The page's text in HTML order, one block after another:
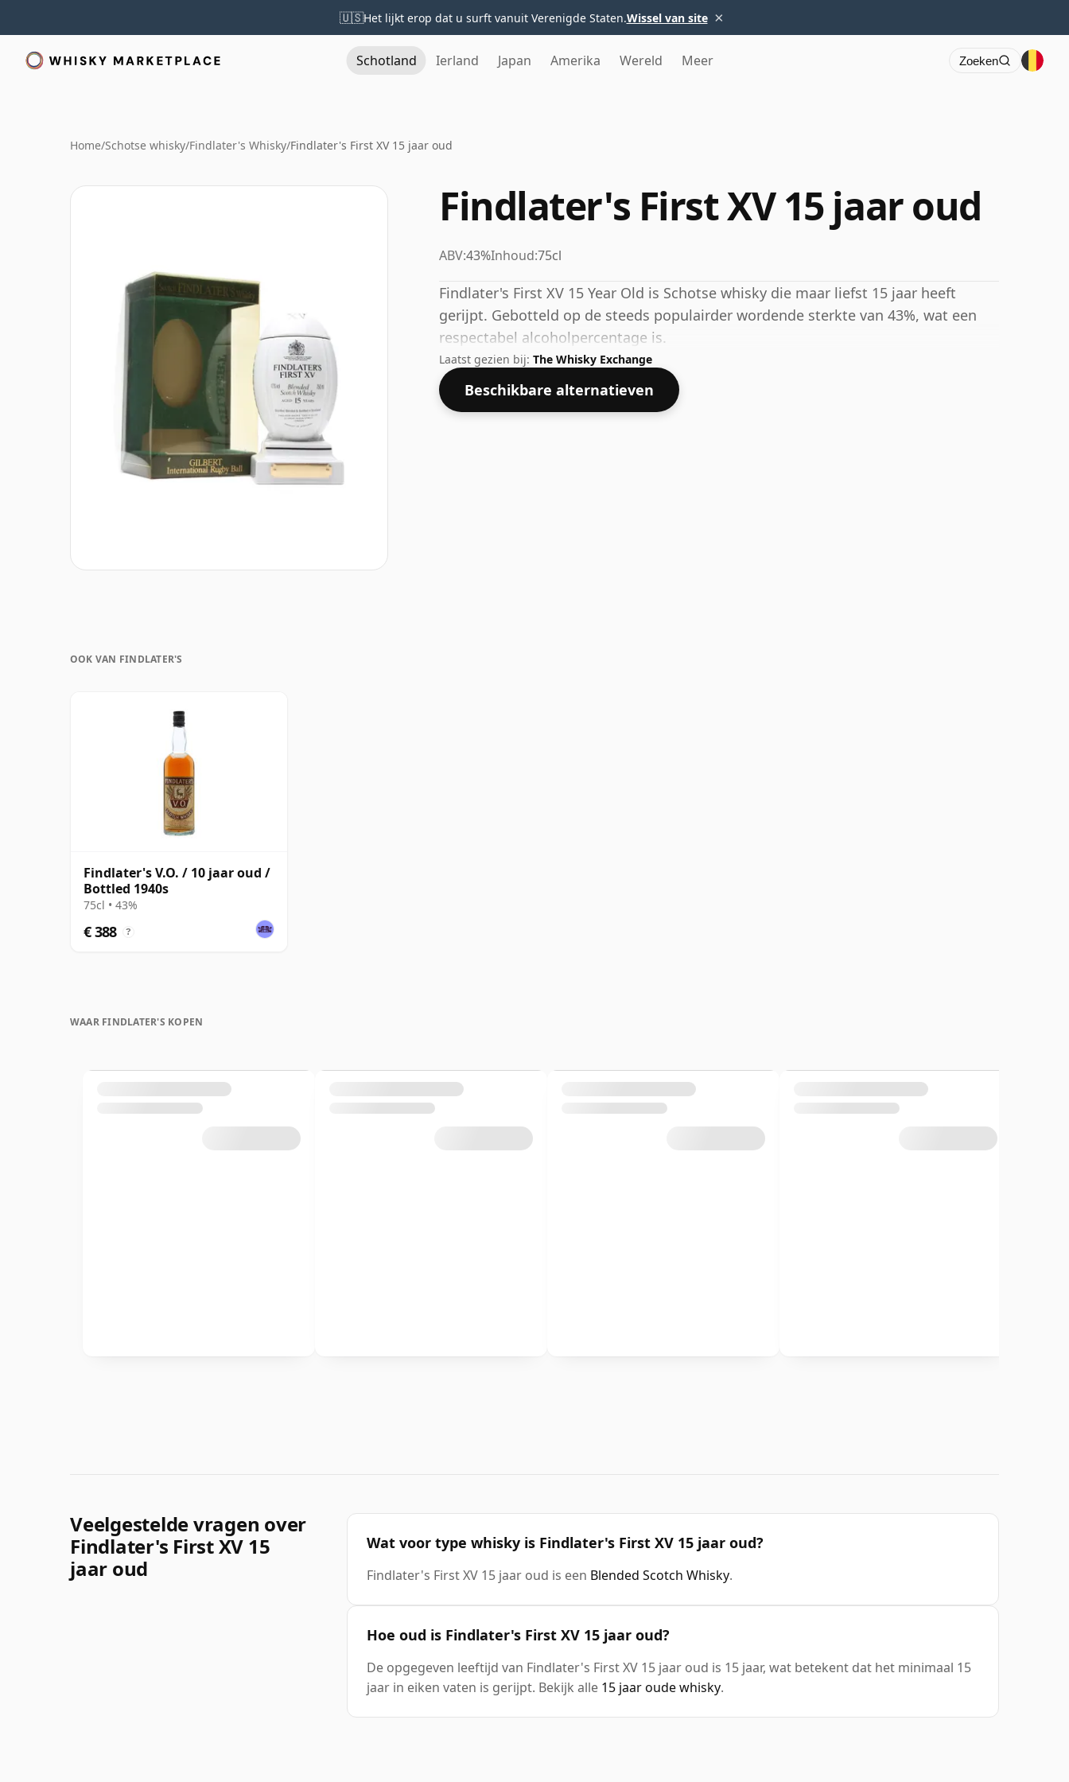
🇺🇸Het lijkt erop dat u surft vanuit Verenigde Staten.Wissel van site ×
Schotland Ierland Japan Amerika Wereld Meer Zoeken
Home/Schotse whisky/Findlater's Whisky/Findlater's First XV 15 jaar oud
Findlater's First XV 15 jaar oud
ABV:43%Inhoud:75cl
Findlater's First XV 15 Year Old is Schotse whisky die maar liefst 15 jaar heeft
gerijpt. Gebotteld op de steeds populairder wordende sterkte van 43%, wat een
respectabel alcoholpercentage is.
Laatst gezien bij: The Whisky Exchange
Beschikbare alternatieven
OOK VAN FINDLATER'S
Findlater's V.O. / 10 jaar oud /
Bottled 1940s
75cl • 43%
€ 388 ?
WAAR FINDLATER'S KOPEN
Veelgestelde vragen over
Findlater's First XV 15
jaar oud
Wat voor type whisky is Findlater's First XV 15 jaar oud?
Findlater's First XV 15 jaar oud is een Blended Scotch Whisky.
Hoe oud is Findlater's First XV 15 jaar oud?
De opgegeven leeftijd van Findlater's First XV 15 jaar oud is 15 jaar, wat betekent dat het minimaal 15
jaar in eiken vaten is gerijpt. Bekijk alle 15 jaar oude whisky.